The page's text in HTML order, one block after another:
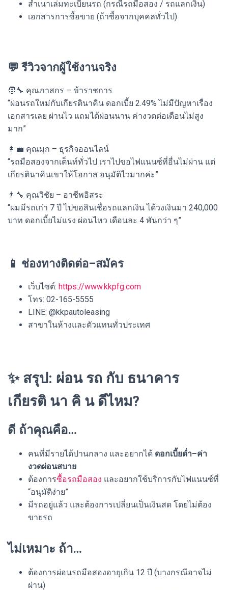
สำเนาเล่มทะเบียนรถ (กรณีรถมือสอง / รถแลกเงิน)
เอกสารการซื้อขาย (ถ้าซื้อจากบุคคลทั่วไป)
💬 รีวิวจากผู้ใช้งานจริง
🧑‍🔧 คุณภาสกร – ข้าราชการ
“ผ่อนรถใหม่กับเกียรตินาคิน ดอกเบี้ย 2.49% ไม่มีปัญหาเรื่อง
เอกสารเลย ผ่านไว แถมได้ผ่อนนาน ค่างวดต่อเดือนไม่สูง
มาก”
👩‍💼 คุณมุก – ธุรกิจออนไลน์
“รถมือสองจากเต็นท์ทั่วไป เราไปขอไฟแนนซ์ที่อื่นไม่ผ่าน แต่
เกียรตินาคินเขาให้โอกาส อนุมัติไวมากค่ะ”
👨‍🔧 คุณวิชัย – อาชีพอิสระ
“ผมมีรถเก่า 7 ปี ไปขอสินเชื่อรถแลกเงิน ได้วงเงินมา 240,000
บาท ดอกเบี้ยไม่แรง ผ่อนไหว เดือนละ 4 พันกว่า ๆ”
📱 ช่องทางติดต่อ–สมัคร
เว็บไซต์: https://www.kkpfg.com
โทร: 02-165-5555
LINE: @kkpautoleasing
สาขาในห้างและตัวแทนทั่วประเทศ
✨ สรุป: ผ่อน รถ กับ ธนาคาร
เกียรติ นา คิ น ดีไหม?
ดี ถ้าคุณคือ…
คนที่มีรายได้ปานกลาง และอยากได้ ดอกเบี้ยต่ำ–ค่า
งวดผ่อนสบาย
ต้องการซื้อรถมือสอง และอยากใช้บริการกับไฟแนนซ์ที่
“อนุมัติง่าย”
มีรถอยู่แล้ว และต้องการเปลี่ยนเป็นเงินสด โดยไม่ต้อง
ขายรถ
ไม่เหมาะ ถ้า…
ต้องการผ่อนรถมือสองอายุเกิน 12 ปี (บางกรณีอาจไม่
ผ่าน)